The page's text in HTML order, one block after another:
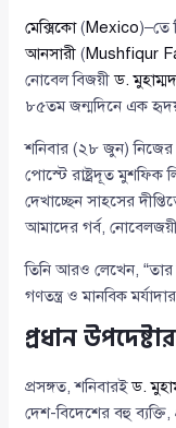
মেক্সিকো(Mexico)–তে
আনসারী (Mushfiqur
নোবেল বিজয়ীড.
৮৫তম জন্মদিনে এক
শনিবার (২৮ জুন)
পোস্টে রাষ্ট্রদূত মুশফিক
দেখাচ্ছেন সাহসের
আমাদের গর্ব,
তিনি আরও লেখেন,
গণতন্ত্র ও মানবিক
প্রধান
প্রসঙ্গত, শনিবারইড.
দেশ-বিদেশের বহু ব্যক্তি,